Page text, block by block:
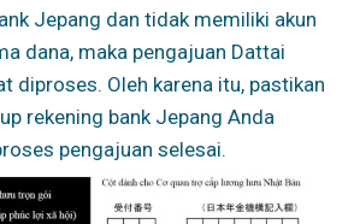
Jepang dan tidak memiliki akun
dana, maka pengajuan Dattai
diproses. Oleh karena itu, pastikan
rekening bank Jepang Anda
pengajuan selesai.